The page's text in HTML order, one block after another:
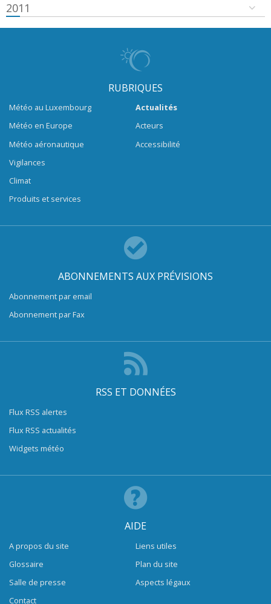
2011
RUBRIQUES
Météo au Luxembourg
Météo en Europe
Météo aéronautique
Vigilances
Climat
Produits et services
Actualités
Acteurs
Accessibilité
ABONNEMENTS AUX PRÉVISIONS
Abonnement par email
Abonnement par Fax
RSS ET DONNÉES
Flux RSS alertes
Flux RSS actualités
Widgets météo
AIDE
A propos du site
Glossaire
Salle de presse
Contact
Liens utiles
Plan du site
Aspects légaux